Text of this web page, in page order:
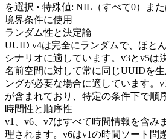
を選択 • 特殊値: NIL（すべて0）ま
境界条件に使用
ランダム性と決定論
UUID v4は完全にランダムで、ほと
シナリオに適しています。v3とv5は
名前空間に対して常に同じUUIDを
ングが必要な場合に適しています。
が含まれており、特定の条件下で順
時間性と順序性
v1、v6、v7はすべて時間情報を含み
理されます。v6はv1の時間ソート問